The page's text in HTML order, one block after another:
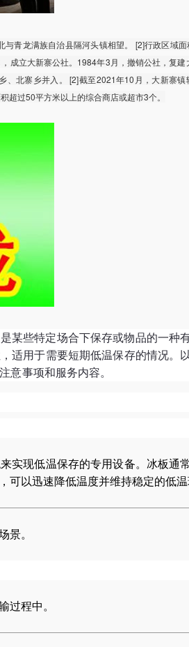
青龙满族自治县隔河头镇相望。 [2]行政区域
成立大新寨公社。1984年3月，撤销公社，复建
北寨乡并入。 [2]截至2021年10月，大新寨镇
过50平方米以上的综合商店或超市3个。
某些特定场合下保存或物品的一种
适用于需要短期低温保存的情况。
意事项和服务内容。
实现低温保存的专用设备。冰板通
以迅速降低温度并维持稳定的低温
景。
过程中。